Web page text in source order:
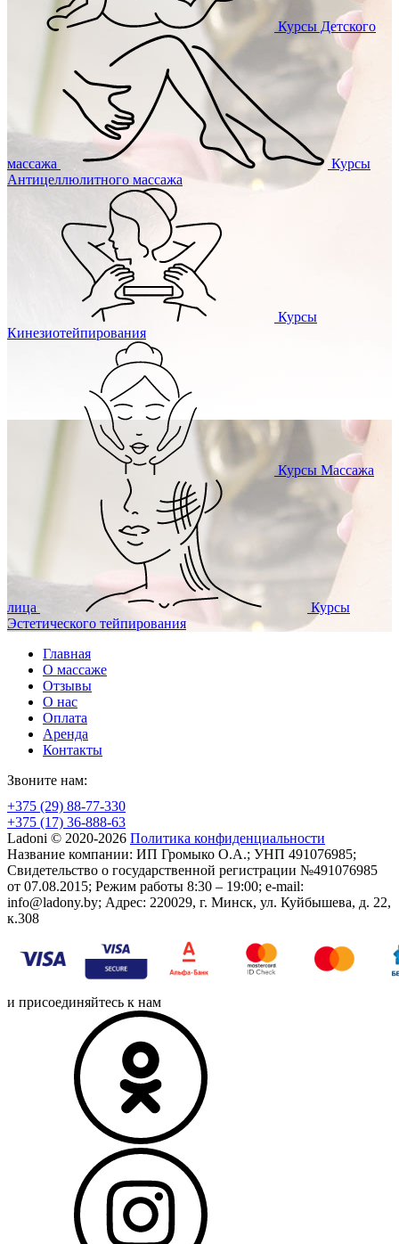
Курсы Детского
массажа
Курсы
Антицеллюлитного массажа
Курсы
Кинезиотейпирования
Курсы Массажа
лица
Курсы
Эстетического тейпирования
Главная
О массаже
Отзывы
О нас
Оплата
Аренда
Контакты
Звоните нам:
+375 (29) 88-77-330
+375 (17) 36-888-63
Ladoni © 2020-2026 Политика конфиденциальности
Название компании: ИП Громыко О.А.; УНП 491076985;
Свидетельство о государственной регистрации №491076985
от 07.08.2015; Режим работы 8:30 – 19:00; e-mail:
info@ladony.by; Адрес: 220029, г. Минск, ул. Куйбышева, д. 22,
к.308
и присоединяйтесь к нам